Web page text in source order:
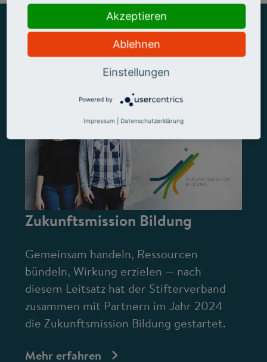
ZUSAMMEN MEHR ERREICHEN
Zukunftsmission Bildung
Gemeinsam handeln, Ressourcen
bündeln, Wirkung erzielen — nach
diesem Leitsatz hat der Stifterverband
zusammen mit Partnern im Jahr 2024
die Zukunftsmission Bildung gestartet.
Mehr erfahren
Akzeptieren
Ablehnen
Einstellungen
Powered by
Impressum Datenschutzerklärung